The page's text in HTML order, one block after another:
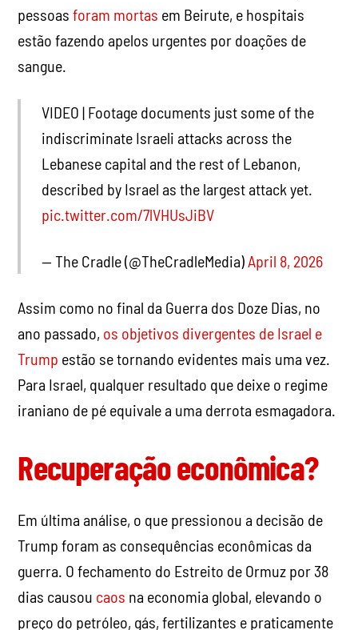
pessoasforam mortas em Beirute, e hospitais
estão fazendo apelos urgentes por doações de
sangue.
VIDEO | Footage documents just some of the
indiscriminate Israeli attacks across the
Lebanese capital and the rest of Lebanon,
described by Israel as the largest attack yet.
pic.twitter.com/7lVHUsJiBV
— The Cradle (@TheCradleMedia)April 8, 2026
Assim como no final da Guerra dos Doze Dias, no
ano passado, os objetivos divergentes de Israel e
Trump estão se tornando evidentes mais uma vez.
Para Israel, qualquer resultado que deixe o regime
iraniano de pé equivale a uma derrota esmagadora.
Recuperação econômica?
Em última análise, o que pressionou a decisão de
Trump foram as consequências econômicas da
guerra. O fechamento do Estreito de Ormuz por 38
dias causou caos na economia global, elevando o
preço do petróleo, gás, fertilizantes e praticamente